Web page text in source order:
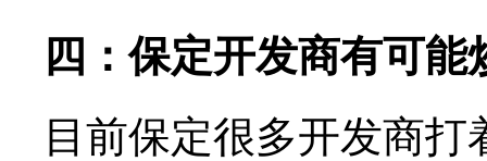
四：保定开发商有可能
目前保定很多开发商